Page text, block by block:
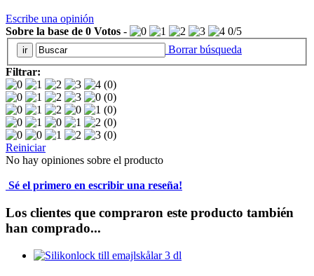
Escribe una opinión
Sobre la base de 0 Votos - 0/5
Borrar búsqueda
Filtrar:
(0)
(0)
(0)
(0)
(0)
Reiniciar
No hay opiniones sobre el producto
Sé el primero en escribir una reseña!
Los clientes que compraron este producto también
han comprado...